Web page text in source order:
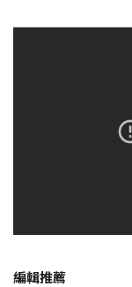
編輯推薦